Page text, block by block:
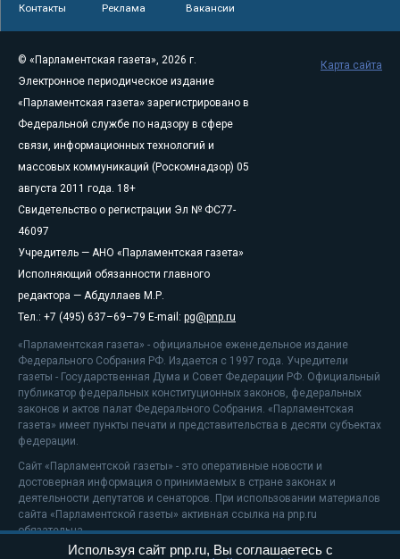
Контакты Реклама Вакансии
© «Парламентская газета», 2026 г.
Электронное периодическое издание
«Парламентская газета» зарегистрировано в
Федеральной службе по надзору в сфере
связи, информационных технологий и
массовых коммуникаций (Роскомнадзор) 05
августа 2011 года. 18+
Свидетельство о регистрации Эл № ФС77-
46097
Учредитель — АНО «Парламентская газета»
Исполняющий обязанности главного
редактора — Абдуллаев М.Р.
Тел.: +7 (495) 637–69–79 E-mail: pg@pnp.ru
«Парламентская газета» - официальное еженедельное издание
Федерального Собрания РФ. Издается с 1997 года. Учредители
газеты - Государственная Дума и Совет Федерации РФ. Официальный
публикатор федеральных конституционных законов, федеральных
законов и актов палат Федерального Собрания. «Парламентская
газета» имеет пункты печати и представительства в десяти субъектах
федерации.
Сайт «Парламентской газеты» - это оперативные новости и
достоверная информация о принимаемых в стране законах и
деятельности депутатов и сенаторов. При использовании материалов
сайта «Парламентской газеты» активная ссылка на pnp.ru
обязательна.
На информационном ресурсе применяютсярекомендательные
Карта сайта
Используя сайт pnp.ru, Вы соглашаетесь с